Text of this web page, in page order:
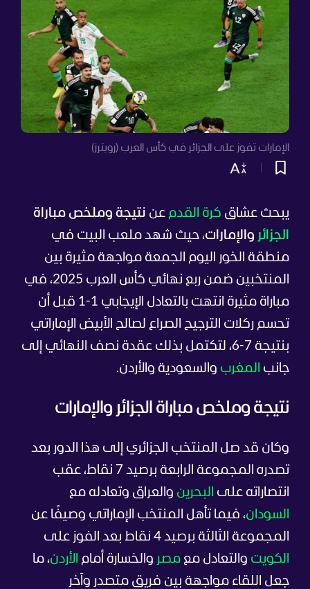
الإمارات تفوز على الجزائر في كأس العرب (رويترز)
يبحث عشاق كرة القدم عن نتيجة وملخص مباراة
الجزائر والإمارات، حيث شهد ملعب البيت في
منطقة الخور اليوم الجمعة مواجهة مثيرة بين
المنتخبين ضمن ربع نهائي كأس العرب 2025، في
مباراة مثيرة انتهت بالتعادل الإيجابي 1-1 قبل أن
تحسم ركلات الترجيح الصراع لصالح الأبيض الإماراتي
بنتيجة 7-6، لتكتمل بذلك عقدة نصف النهائي إلى
جانب المغرب والسعودية والأردن.
نتيجة وملخص مباراة الجزائر والإمارات
وكان قد صل المنتخب الجزائري إلى هذا الدور بعد
تصدره المجموعة الرابعة برصيد 7 نقاط، عقب
انتصاراته على البحرين والعراق وتعادله مع
السودان، فيما تأهل المنتخب الإماراتي وصيفًا عن
المجموعة الثالثة برصيد 4 نقاط بعد الفوز على
الكويت والتعادل مع مصر والخسارة أمام الأردن، ما
جعل اللقاء مواجهة بين فريق متصدر وآخر